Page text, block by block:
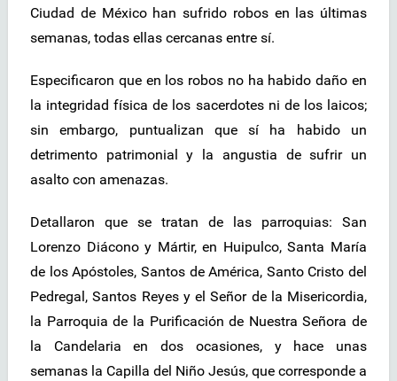
Ciudad de México han sufrido robos en las últimas
semanas, todas ellas cercanas entre sí.
Especificaron que en los robos no ha habido daño en
la integridad física de los sacerdotes ni de los laicos;
sin embargo, puntualizan que sí ha habido un
detrimento patrimonial y la angustia de sufrir un
asalto con amenazas.
Detallaron que se tratan de las parroquias: San
Lorenzo Diácono y Mártir, en Huipulco, Santa María
de los Apóstoles, Santos de América, Santo Cristo del
Pedregal, Santos Reyes y el Señor de la Misericordia,
la Parroquia de la Purificación de Nuestra Señora de
la Candelaria en dos ocasiones, y hace unas
semanas la Capilla del Niño Jesús, que corresponde a